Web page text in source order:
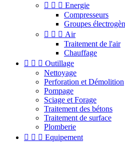
   Energie
Compresseurs
Groupes
   Air
Traitement de l'air
Chauffage
   Outillage
Nettoyage
Perforation et Démolition
Pompage
Sciage et Forage
Traitement des bétons
Traitement de surface
Plomberie
   Equipement